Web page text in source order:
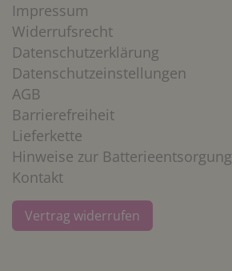
Impressum
Widerrufsrecht
Datenschutzerklärung
Datenschutzeinstellungen
AGB
Barrierefreiheit
Lieferkette
Hinweise zur Batterieentsorgung
Kontakt
Vertrag widerrufen